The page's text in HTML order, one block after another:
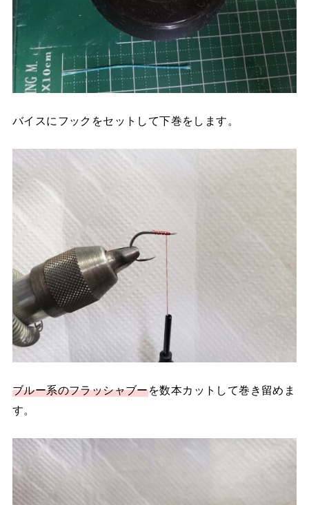
バイスにフックをセットして下巻をします。
ブルー系のフラッシャブーを数本カットして巻き留めま
す。